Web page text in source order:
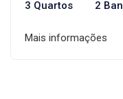
3 Quartos 2
Mais informações